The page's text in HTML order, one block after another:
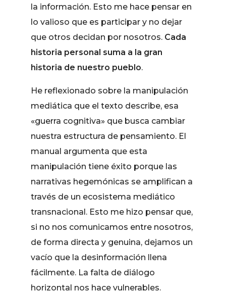
la información. Esto me hace pensar en
lo valioso que es participar y no dejar
que otros decidan por nosotros. Cada
historia personal suma a la gran
historia de nuestro pueblo.
He reflexionado sobre la manipulación
mediática que el texto describe, esa
«guerra cognitiva» que busca cambiar
nuestra estructura de pensamiento. El
manual argumenta que esta
manipulación tiene éxito porque las
narrativas hegemónicas se amplifican a
través de un ecosistema mediático
transnacional. Esto me hizo pensar que,
si no nos comunicamos entre nosotros,
de forma directa y genuina, dejamos un
vacío que la desinformación llena
fácilmente. La falta de diálogo
horizontal nos hace vulnerables.